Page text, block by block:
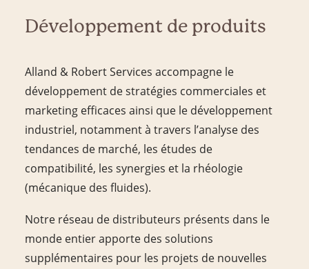
Développement de produits
Alland & Robert Services accompagne le
développement de stratégies commerciales et
marketing efficaces ainsi que le développement
industriel, notamment à travers l’analyse des
tendances de marché, les études de
compatibilité, les synergies et la rhéologie
(mécanique des fluides).
Notre réseau de distributeurs présents dans le
monde entier apporte des solutions
supplémentaires pour les projets de nouvelles